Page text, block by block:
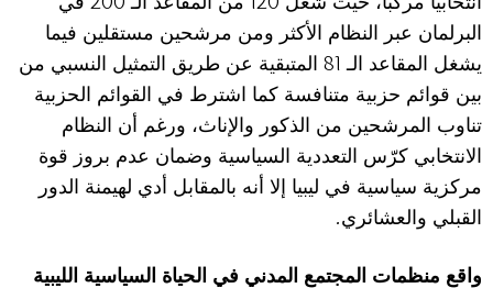
البرلمان عبر النظام الأكثر ومن مرشحين مستقلين فيما
يشغل المقاعد الـ 81 المتبقية عن طريق التمثيل النسبي من
بين قوائم حزبية متنافسة كما اشترط في القوائم الحزبية
تناوب المرشحين من الذكور والإناث، ورغم أن النظام
الانتخابي كرّس التعددية السياسية وضمان عدم بروز قوة
مركزية سياسية في ليبيا إلا أنه بالمقابل أدي لهيمنة الدور
القبلي والعشائري.
واقع منظمات المجتمع المدني في الحياة السياسية الليبية